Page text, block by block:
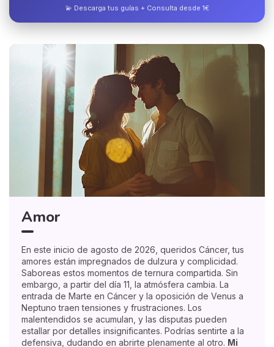
💫 Descarga tus guías + Consulta desde 1€
Amor
En este inicio de agosto de 2026, queridos Cáncer, tus
amores están impregnados de dulzura y complicidad.
Saboreas estos momentos de ternura compartida. Sin
embargo, a partir del día 11, la atmósfera cambia. La
entrada de Marte en Cáncer y la oposición de Venus a
Neptuno traen tensiones y frustraciones. Los
malentendidos se acumulan, y las disputas pueden
estallar por detalles insignificantes. Podrías sentirte a la
defensiva, dudando en abrirte plenamente al otro. Mi